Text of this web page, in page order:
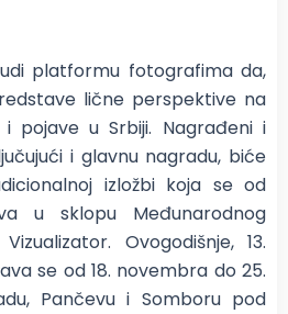
platformu fotografima da,
lične perspektive na
pojave u Srbiji. Nagrađeni i
i glavnu nagradu, biće
izložbi koja se od
u sklopu Međunarodnog
Ovogodišnje, 13.
se od 18. novembra do 25.
Pančevu i Somboru pod